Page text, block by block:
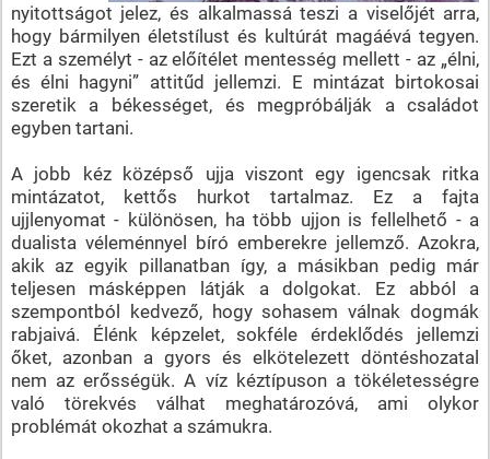
nyitottságot jelez, és alkalmassá teszi a viselőjét arra,
hogy bármilyen életstílust és kultúrát magáévá tegyen.
Ezt a személyt - az előítélet mentesség mellett - az „élni,
és élni hagyni” attitűd jellemzi. E mintázat birtokosai
szeretik a békességet, és megpróbálják a családot
egyben tartani.
A jobb kéz középső ujja viszont egy igencsak ritka
mintázatot, kettős hurkot tartalmaz. Ez a fajta
ujjlenyomat - különösen, ha több ujjon is fellelhető - a
dualista véleménnyel bíró emberekre jellemző. Azokra,
akik az egyik pillanatban így, a másikban pedig már
teljesen másképpen látják a dolgokat. Ez abból a
szempontból kedvező, hogy sohasem válnak dogmák
rabjaivá. Élénk képzelet, sokféle érdeklődés jellemzi
őket, azonban a gyors és elkötelezett döntéshozatal
nem az erősségük. A víz kéztípuson a tökéletességre
való törekvés válhat meghatározóvá, ami olykor
problémát okozhat a számukra.